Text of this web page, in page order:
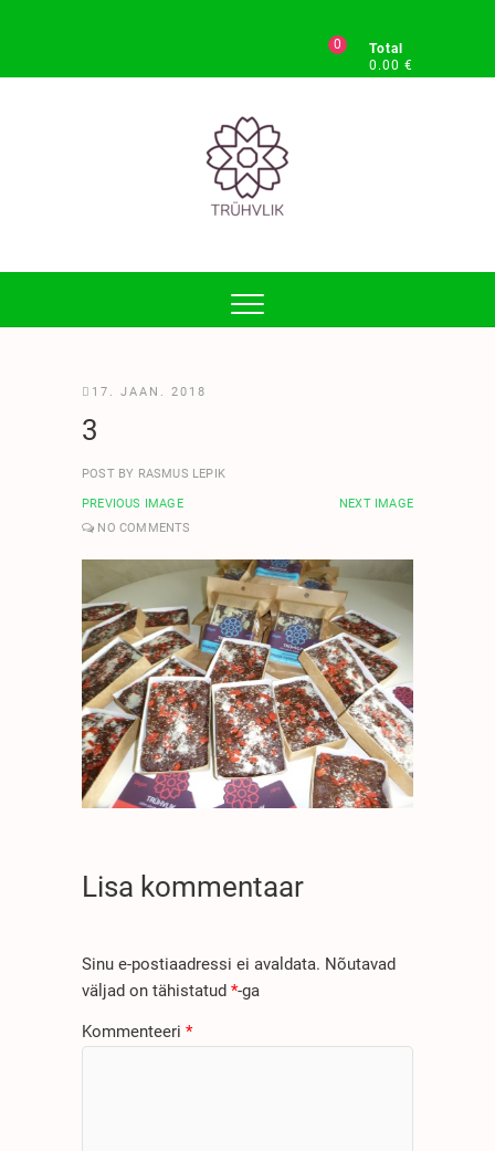
0
Total
0.00 €
Trühvlik
17. JAAN. 2018
3
POST BY RASMUS LEPIK
PREVIOUS IMAGE
NEXT IMAGE
NO COMMENTS
Lisa kommentaar
Sinu e-postiaadressi ei avaldata. Nõutavad
väljad on tähistatud *-ga
Kommenteeri *